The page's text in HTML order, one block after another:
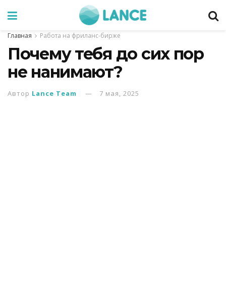
Главная Работа на фриланс-бирже
Почему тебя до сих пор
не нанимают?
Автор Lance Team 7 мая, 2025